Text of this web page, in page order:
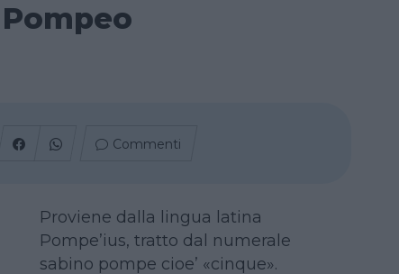
Pompeo
Commenti
Proviene dalla lingua latina
Pompe’ius, tratto dal numerale
sabino pompe cioe’ «cinque».